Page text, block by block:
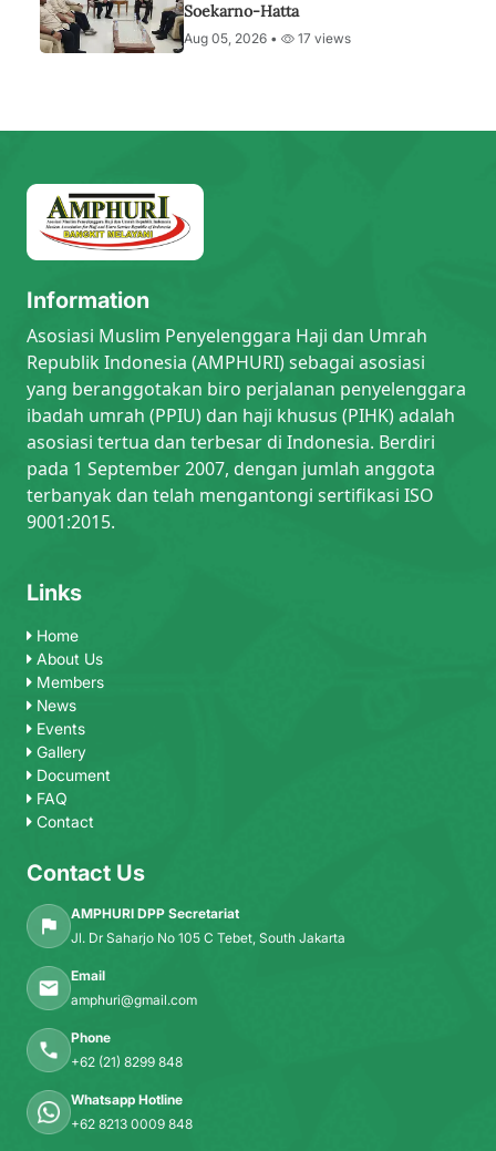
Soekarno-Hatta
Aug 05, 2026 • 17 views
Information
Asosiasi Muslim Penyelenggara Haji dan Umrah
Republik Indonesia (AMPHURI) sebagai asosiasi
yang beranggotakan biro perjalanan penyelenggara
ibadah umrah (PPIU) dan haji khusus (PIHK) adalah
asosiasi tertua dan terbesar di Indonesia. Berdiri
pada 1 September 2007, dengan jumlah anggota
terbanyak dan telah mengantongi sertifikasi ISO
9001:2015.
Links
Home
About Us
Members
News
Events
Gallery
Document
FAQ
Contact
Contact Us
AMPHURI DPP Secretariat
Jl. Dr Saharjo No 105 C Tebet, South Jakarta
Email
amphuri@gmail.com
Phone
+62 (21) 8299 848
Whatsapp Hotline
+62 8213 0009 848